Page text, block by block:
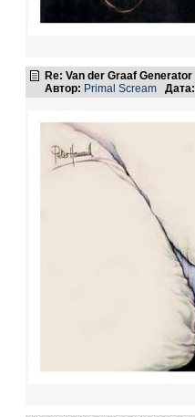
Re: Van der Graaf Generator
Автор: Primal Scream Дата: